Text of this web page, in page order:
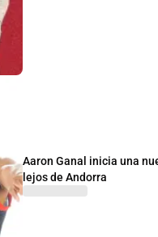
Aaron Ganal inicia una
lejos de Andorra